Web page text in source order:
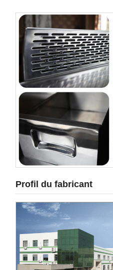
Profil du fabricant